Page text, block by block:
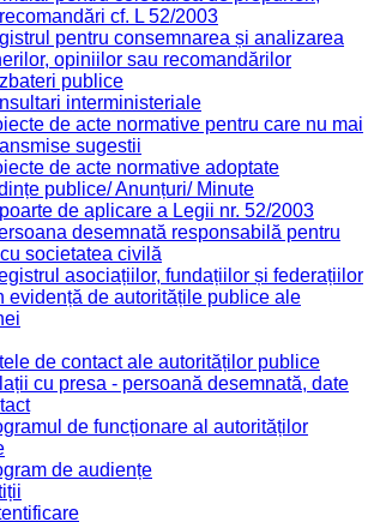
cf. L 52/2003
pentru consemnarea și analizarea
opiniilor sau recomandărilor
publice
interministeriale
de acte normative pentru care nu mai
sugestii
de acte normative adoptate
publice/ Anunțuri/ Minute
de aplicare a Legii nr. 52/2003
desemnată responsabilă pentru
societatea civilă
asociațiilor, fundațiilor și federațiilor
evidență de autoritățile publice ale
de contact ale autorităților publice
cu presa - persoană desemnată, date
de funcționare al autorităților
de audiențe